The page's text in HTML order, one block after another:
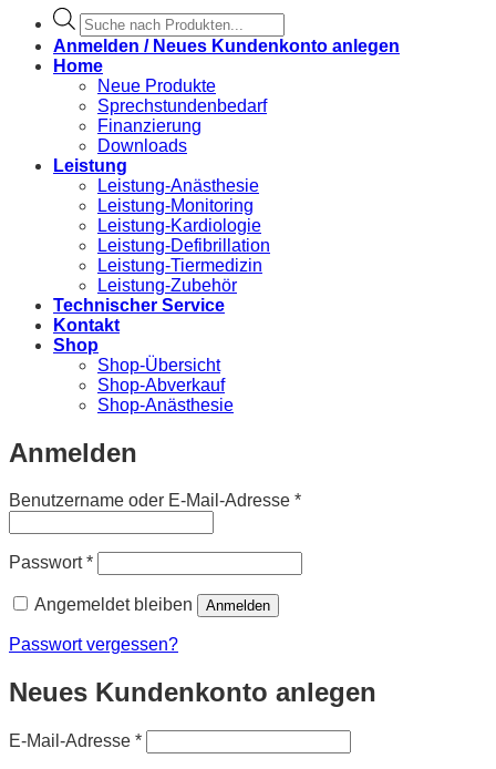
Products
search
Anmelden / Neues Kundenkonto anlegen
Home
Neue Produkte
Sprechstundenbedarf
Finanzierung
Downloads
Leistung
Leistung-Anästhesie
Leistung-Monitoring
Leistung-Kardiologie
Leistung-Defibrillation
Leistung-Tiermedizin
Leistung-Zubehör
Technischer Service
Kontakt
Shop
Shop-Übersicht
Shop-Abverkauf
Shop-Anästhesie
Anmelden
Benutzername oder E-Mail-Adresse *Erforderlich
Passwort*Erforderlich
Angemeldet bleiben Anmelden
Passwort vergessen?
Neues Kundenkonto anlegen
E-Mail-Adresse *Erforderlich